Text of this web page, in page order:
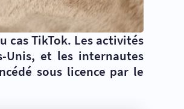
cas TikTok. Les activités
Unis, et les internautes
sous licence par le